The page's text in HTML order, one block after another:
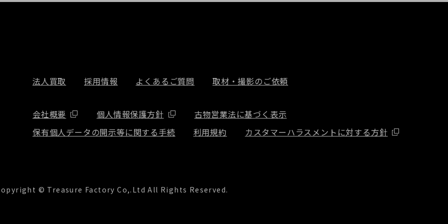
法人買取 採用情報 よくあるご質問 取材・撮影のご依頼
会社概要 個人情報保護方針
古物営業法に基づく表示
保有個人データの開示等に関する手続
利用規約 カスタマーハラスメントに対する方針
© Treasure Factory Co,.Ltd All Rights Reserved.